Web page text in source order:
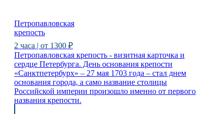
Петропавловская
крепость
2 часа | от 1300 ₽
Петропавловская крепость - визитная карточка и
сердце Петербурга. День основания крепости
«Санктпетербурх» – 27 мая 1703 года – стал днем
основания города, а само название столицы
Российской империи произошло именно от первого
названия крепости.